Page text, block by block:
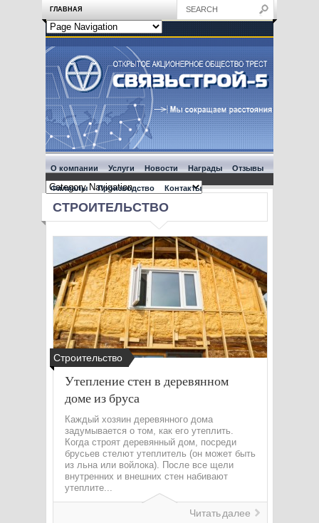
ГЛАВНАЯ
О компании Услуги Новости Награды Отзывы
Филиалы Производство Контакты
СТРОИТЕЛЬСТВО
Строительство
Утепление стен в деревянном
доме из бруса
Каждый хозяин деревянного дома
задумывается о том, как его утеплить.
Когда строят деревянный дом, посреди
брусьев стелют утеплитель (он может быть
из льна или войлока). После все щели
внутренних и внешних стен набивают
утеплите...
Читать далее